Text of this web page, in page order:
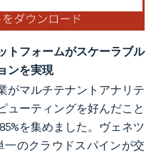
トフォームがスケーラブル
ンを実現
がマルチテナントアナリテ
ューティングを好んだこと
を集めました。ヴェネツ
一のクラウドスパインが交